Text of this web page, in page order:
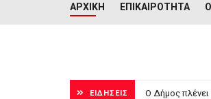
ΑΡΧΙΚΉ ΕΠΙΚΑΙΡΌΤΗΤΑ
ΕΙΔΗΣΕΙΣ Ο Δήμος
Να σταματήσει